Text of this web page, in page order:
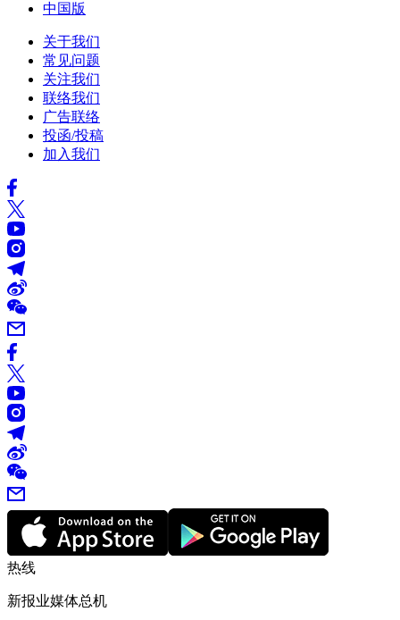
中国版
关于我们
常见问题
关注我们
联络我们
广告联络
投函/投稿
加入我们
热线
新报业媒体总机